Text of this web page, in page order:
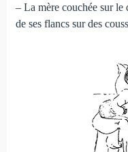
– La mère couchée sur le
de ses flancs sur des